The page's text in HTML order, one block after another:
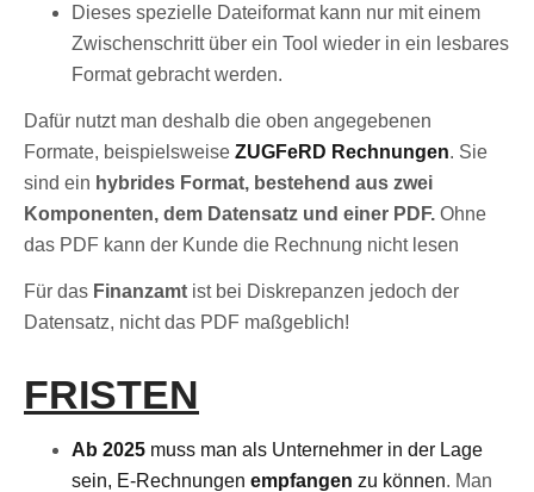
Dieses spezielle Dateiformat kann nur mit einem
Zwischenschritt über ein Tool wieder in ein lesbares
Format gebracht werden.
Dafür nutzt man deshalb die oben angegebenen
Formate, beispielsweise ZUGFeRD Rechnungen. Sie
sind ein hybrides Format, bestehend aus zwei
Komponenten, dem Datensatz und einer PDF. Ohne
das PDF kann der Kunde die Rechnung nicht lesen
Für das Finanzamt ist bei Diskrepanzen jedoch der
Datensatz, nicht das PDF maßgeblich!
FRISTEN
Ab 2025 muss man als Unternehmer in der Lage
sein, E-Rechnungen empfangen zu können. Man